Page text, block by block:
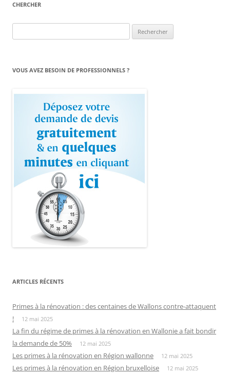
CHERCHER
VOUS AVEZ BESOIN DE PROFESSIONNELS ?
ARTICLES RÉCENTS
Primes à la rénovation : des centaines de Wallons contre-attaquent
!
12 mai 2025
La fin du régime de primes à la rénovation en Wallonie a fait bondir
la demande de 50%
12 mai 2025
Les primes à la rénovation en Région wallonne 12 mai 2025
Les primes à la rénovation en Région bruxelloise 12 mai 2025